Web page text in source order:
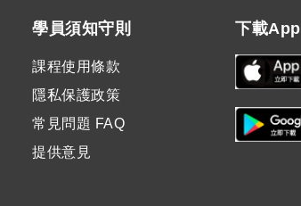
學員須知守則
課程使用條款
隱私保護政策
常見問題 FAQ
提供意見
下載App